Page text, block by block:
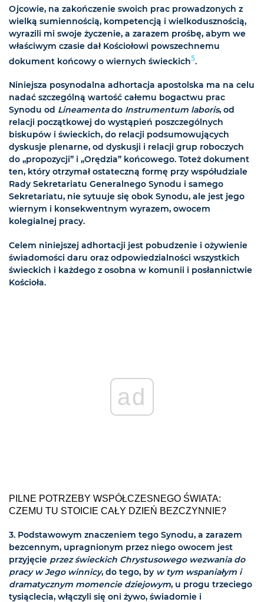
Ojcowie, na zakończenie swoich prac prowadzonych z
wielką sumiennością, kompetencją i wielkodusznością,
wyrazili mi swoje życzenie, a zarazem prośbę, abym we
właściwym czasie dał Kościołowi powszechnemu
dokument końcowy o wiernych świeckich5.
Niniejsza posynodalna adhortacja apostolska ma na celu
nadać szczególną wartość całemu bogactwu prac
Synodu od Lineamentado Instrumentum laboris, od
relacji początkowej do wystąpień poszczególnych
biskupów i świeckich, do relacji podsumowujących
dyskusje plenarne, od dyskusji i relacji grup roboczych
do „propozycji” i „Orędzia” końcowego. Toteż dokument
ten, który otrzymał ostateczną formę przy współudziale
Rady Sekretariatu Generalnego Synodu i samego
Sekretariatu, nie sytuuje się obok Synodu, ale jest jego
wiernym i konsekwentnym wyrazem, owocem
kolegialnej pracy.
Celem niniejszej adhortacji jest pobudzenie i ożywienie
świadomości daru oraz odpowiedzialności wszystkich
świeckich i każdego z osobna w komunii i posłannictwie
Kościoła.
ad
PILNE POTRZEBY WSPÓŁCZESNEGO ŚWIATA:
CZEMU TU STOICIE CAŁY DZIEŃ BEZCZYNNIE?
3. Podstawowym znaczeniem tego Synodu, a zarazem
bezcennym, upragnionym przez niego owocem jest
przyjęcie przez świeckich Chrystusowego wezwania do
pracy w Jego winnicy, do tego, by w tym wspaniałym i
dramatycznym momencie dziejowym, u progu trzeciego
tysiąclecia, włączyli się oni żywo, świadomie i